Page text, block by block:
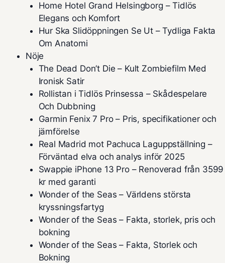
Home Hotel Grand Helsingborg – Tidlös
Elegans och Komfort
Hur Ska Slidöppningen Se Ut – Tydliga Fakta
Om Anatomi
Nöje
The Dead Don’t Die – Kult Zombiefilm Med
Ironisk Satir
Rollistan i Tidlös Prinsessa – Skådespelare
Och Dubbning
Garmin Fenix 7 Pro – Pris, specifikationer och
jämförelse
Real Madrid mot Pachuca Laguppställning –
Förväntad elva och analys inför 2025
Swappie iPhone 13 Pro – Renoverad från 3599
kr med garanti
Wonder of the Seas – Världens största
kryssningsfartyg
Wonder of the Seas – Fakta, storlek, pris och
bokning
Wonder of the Seas – Fakta, Storlek och
Bokning